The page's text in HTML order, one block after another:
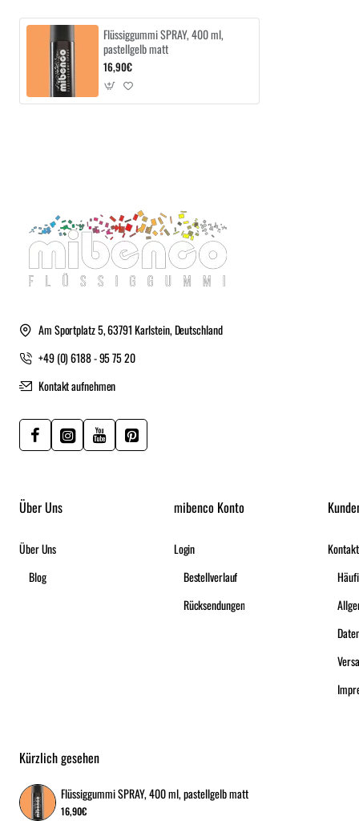
Flüssiggummi SPRAY, 400 ml,
pastellgelb matt
16,90€
Am Sportplatz 5, 63791 Karlstein, Deutschland
+49 (0) 6188 - 95 75 20
Kontakt aufnehmen
Über Uns
Über Uns
Blog
mibenco Konto
Login
Bestellverlauf
Rücksendungen
Kontakt
Kürzlich gesehen
Flüssiggummi SPRAY, 400 ml, pastellgelb matt
16,90€